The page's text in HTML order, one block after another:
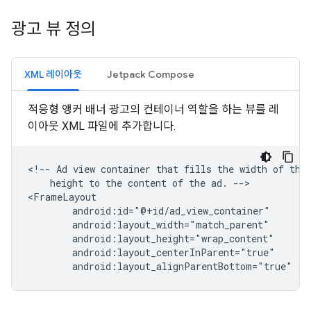
광고 뷰 정의
XML 레이아웃 Jetpack Compose
적응형 앵커 배너 광고의 컨테이너 역할을 하는 뷰를 레
이아웃 XML 파일에 추가합니다.
<!-- Ad view container that fills the width of the
height to the content of the ad.
-->
android:layout_alignParentBottom="true"